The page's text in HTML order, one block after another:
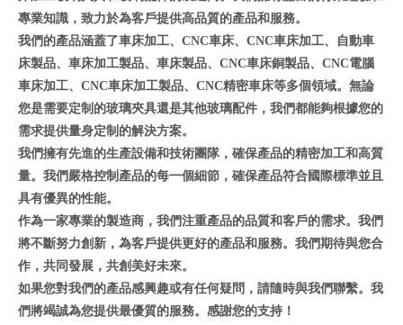
專業知識，致力於為客戶提供高品質的產品和服務。
我們的產品涵蓋了車床加工、CNC車床、CNC車床加工、自動車
床製品、車床加工製品、車床製品、CNC車床銅製品、CNC電腦
車床加工、CNC車床加工製品、CNC精密車床等多個領域。無論
您是需要定制的玻璃夾具還是其他玻璃配件，我們都能夠根據您的
需求提供量身定制的解決方案。
我們擁有先進的生產設備和技術團隊，確保產品的精密加工和高質
量。我們嚴格控制產品的每一個細節，確保產品符合國際標準並且
具有優異的性能。
作為一家專業的製造商，我們注重產品的品質和客戶的需求。我們
將不斷努力創新，為客戶提供更好的產品和服務。我們期待與您合
作，共同發展，共創美好未來。
如果您對我們的產品感興趣或有任何疑問，請隨時與我們聯繫。我
們將竭誠為您提供最優質的服務。感謝您的支持！